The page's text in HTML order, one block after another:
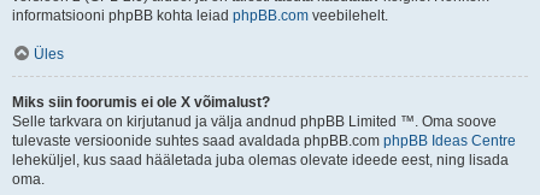
informatsiooni phpBB kohta leiad phpBB.com veebilehelt.
Üles
Miks siin foorumis ei ole X võimalust?
Selle tarkvara on kirjutanud ja välja andnud phpBB Limited ™. Oma soove
tulevaste versioonide suhtes saad avaldada phpBB.com phpBB Ideas Centre
leheküljel, kus saad hääletada juba olemas olevate ideede eest, ning lisada
oma.